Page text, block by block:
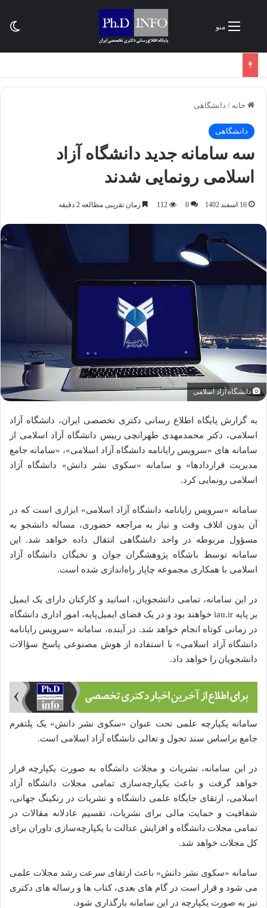
منو
خانه / دانشگاهی
دانشگاهی
سه سامانه‌ جدید دانشگاه آزاد
اسلامی رونمایی شدند
16 اسفند 1402 0
112 زمان تقریبی مطالعه 2 دقیقه
دانشگاه آزاد اسلامی
به گزارش پایگاه اطلاع رسانی دکتری تخصصی ایران، دانشگاه آزاد
اسلامی، دکتر محمدمهدی طهرانچی رییس دانشگاه آزاد اسلامی از
سامانه های «سرویس رایانامه دانشگاه آزاد اسلامی»، «سامانه جامع
مدیریت قراردادها» و سامانه «سکوی نشر دانش» دانشگاه آزاد
اسلامی رونمایی کرد.
سامانه «سرویس رایانامه دانشگاه آزاد اسلامی» ابزاری است که در
آن بدون اتلاف وقت و نیاز به مراجعه حضوری، مساله دانشجو به
مسؤول مربوطه در واحد دانشگاهی انتقال داده خواهد شد. این
سامانه توسط باشگاه پژوهشگران جوان و نخبگان دانشگاه آزاد
اسلامی با همکاری مجموعه چاپار راه‌اندازی شده است.
در این سامانه، تمامی دانشجویان، اساتید و کارکنان دارای یک ایمیل
بر پایه iau.ir خواهند بود و در یک فضای ایمیل‌پایه، امور اداری دانشگاه
در زمانی کوتاه انجام خواهد شد. در آینده، سامانه «سرویس رایانامه
دانشگاه آزاد اسلامی» با استفاده از هوش مصنوعی پاسخ سؤالات
دانشجویان را خواهد داد.
سامانه یکپارچه علمی تحت عنوان «سکوی نشر دانش» یک پلتفرم
جامع براساس سند تحول و تعالی دانشگاه آزاد اسلامی است.
در این سامانه، نشریات و مجلات دانشگاه به صورت یکپارچه قرار
خواهد گرفت و باعث یکپارچه‌سازی تمامی مجلات دانشگاه آزاد
اسلامی، ارتقای جایگاه علمی دانشگاه و نشریات در رنکینگ جهانی،
شفافیت و حمایت مالی برای نشریات، تقسیم عادلانه مقالات در
تمامی مجلات دانشگاه و افزایش عدالت با یکپارچه‌سازی داوران برای
کل مجلات خواهد شد.
سامانه «سکوی نشر دانش» باعث ارتقای سرعت رشد مجلات علمی
می شود و قرار است در گام های بعدی، کتاب ها و رساله های دکتری
نیز به صورت یکپارچه در این سامانه بارگذاری شود.